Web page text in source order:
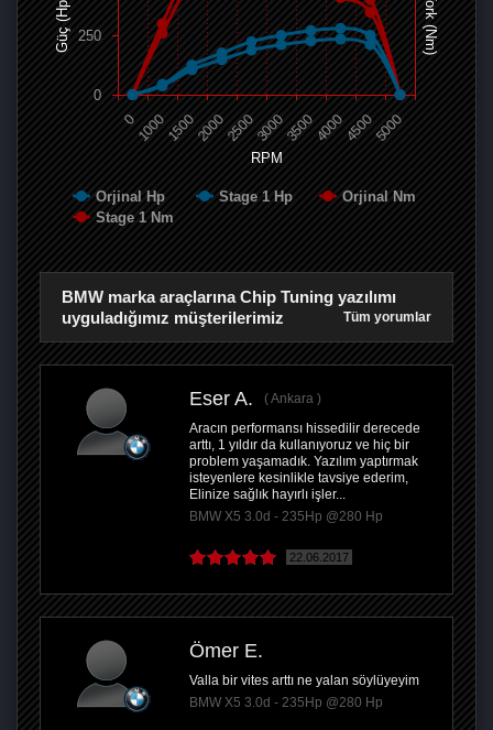
RPM
Güç (Hp) Tork (Nm)
Orjinal Hp Stage 1 Hp
Orjinal Nm
Stage 1 Nm
0 100015002000250030003500400045005000
0
250
BMW marka araçlarına Chip Tuning yazılımı
uyguladığımız müşterilerimiz
Tüm yorumlar
Eser A.
Ankara
Aracın performansı hissedilir derecede
arttı, 1 yıldır da kullanıyoruz ve hiç bir
problem yaşamadık. Yazılım yaptırmak
isteyenlere kesinlikle tavsiye ederim,
Elinize sağlık hayırlı işler...
BMW X5 3.0d - 235Hp @280 Hp
22.06.2017
Ömer E.
Valla bir vites arttı ne yalan söylüyeyim
BMW X5 3.0d - 235Hp @280 Hp